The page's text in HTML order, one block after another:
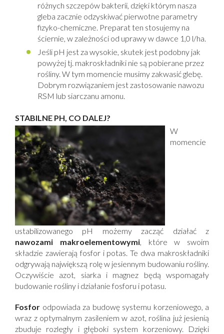
różnych szczepów bakterii, dzięki którym nasza
gleba zacznie odzyskiwać pierwotne parametry
fizyko-chemiczne. Preparat ten stosujemy na
ściernie, w zależności od uprawy w dawce 1,0 l/ha.
Jeśli pH jest za wysokie, skutek jest podobny jak
powyżej tj. makroskładniki nie są pobierane przez
rośliny. W tym momencie musimy zakwasić glebę.
Dobrym rozwiązaniem jest zastosowanie nawozu
RSM lub siarczanu amonu.
STABILNE PH, CO DALEJ?
W
momencie
ustabilizowanego pH możemy zacząć działać z
nawozami makroelementowymi, które w swoim
składzie zawierają fosfor i potas. Te dwa makroskładniki
odgrywają największą rolę w jesiennym budowaniu rośliny.
Oczywiście azot, siarka i magnez będą wspomagały
budowanie rośliny i działanie fosforu i potasu.
Fosfor odpowiada za budowę systemu korzeniowego, a
wraz z optymalnym zasileniem w azot, roślina już jesienią
zbuduje rozległy i głęboki system korzeniowy. Dzięki